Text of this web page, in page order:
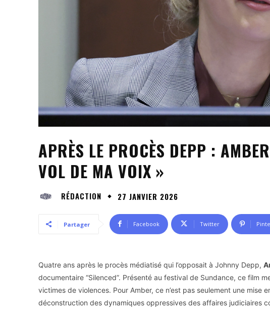
APRÈS LE PROCÈS DEPP :
VOL DE MA VOIX »
RÉDACTION 27 JANVIER 2026
Partager Facebook Twitter
Quatre ans après le procès médiatisé qui l’opposait à Johnny Depp,
documentaire “Silenced”. Présenté au festival de Sundance, ce film
victimes de violences. Pour Amber, ce n’est pas seulement une mise
déconstruction des dynamiques oppressives des affaires judiciaires